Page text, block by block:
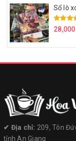
Sổ lò
✔︎ Địa chỉ: 209, Tôn
tỉnh An Giang